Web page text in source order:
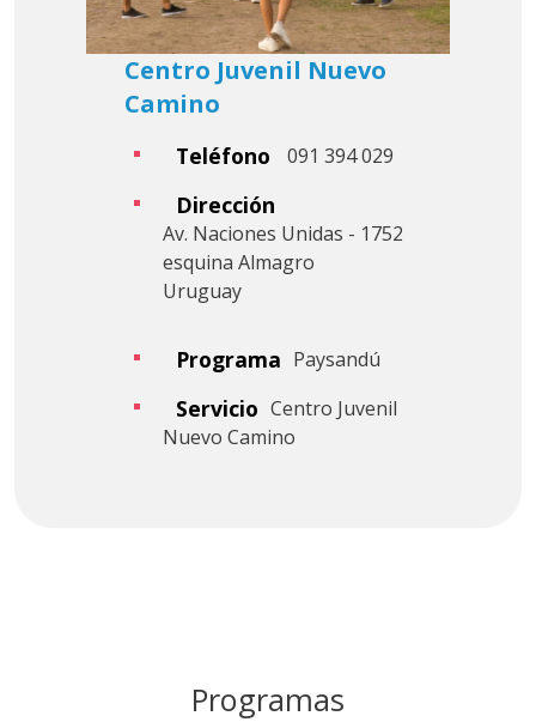
Centro Juvenil Nuevo
Camino
Teléfono 091 394 029
Dirección
Av. Naciones Unidas - 1752
esquina Almagro
Uruguay
Programa Paysandú
Servicio Centro Juvenil
Nuevo Camino
Programas